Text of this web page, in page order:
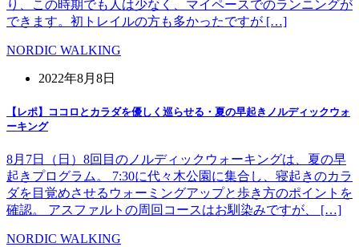
り、この時期でも人は少なく、マイペースでのランニングが
できます。初トレイルの方も多かったですが […]
NORDIC WALKING
2022年8月8日
【レポ】ココロとカラダを優しく巡らせる・夏の早起きノルディックウォ
ーキング
8月7日（日）8回目のノルディックウォーキングは、夏の早
起きプログラム。 7:30に代々木公園に集合し、寝起きのカラ
ダを目覚めさせるウォーミングアップと歩き方のポイントを
確認。 アスファルトの周回コースはお馴染みですが、 […]
NORDIC WALKING